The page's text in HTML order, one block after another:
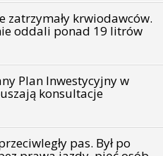
zatrzymały krwiodawców.
oddali ponad 19 litrów
Plan Inwestycyjny w
konsultacje
pas. Był po